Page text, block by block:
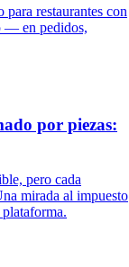
restaurantes con
— en pedidos,
por piezas:
pero cada
mirada al impuesto